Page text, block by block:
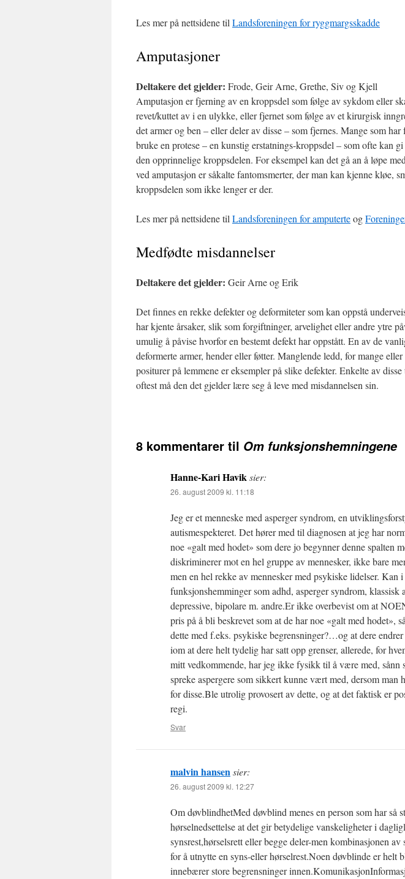
Les mer på nettsidene til Landsforeningen for ryggmargsskadde
Amputasjoner
Deltakere det gjelder: Frode, Geir Arne, Grethe, Siv og Kjell
Amputasjon er fjerning av en kroppsdel som følge av sykdom eller
revet/kuttet av i en ulykke, eller fjernet som følge av et kirurgisk
det armer og ben – eller deler av disse – som fjernes. Mange som
bruke en protese – en kunstig erstatnings-kroppsdel – som ofte kan
den opprinnelige kroppsdelen. For eksempel kan det gå an å løpe
ved amputasjon er såkalte fantomsmerter, der man kan kjenne kløe,
kroppsdelen som ikke lenger er der.
Les mer på nettsidene til Landsforeningen for amputerteog
Medfødte misdannelser
Deltakere det gjelder: Geir Arne og Erik
Det finnes en rekke defekter og deformiteter som kan oppstå
har kjente årsaker, slik som forgiftninger, arvelighet eller andre ytre
umulig å påvise hvorfor en bestemt defekt har oppstått. En av de
deformerte armer, hender eller føtter. Manglende ledd, for mange
positurer på lemmene er eksempler på slike defekter. Enkelte av
oftest må den det gjelder lære seg å leve med misdannelsen sin.
8 kommentarer til Om funksjonshemningene
Hanne-Kari Haviksier:
26. august 2009 kl. 11:18
Jeg er et menneske med asperger syndrom, en
autismespekteret. Det hører med til diagnosen at jeg har
noe «galt med hodet» som dere jo begynner denne spalten
diskriminerer mot en hel gruppe av mennesker, ikke bare
men en hel rekke av mennesker med psykiske lidelser. Kan
funksjonshemminger som adhd, asperger syndrom, klassisk
depressive, bipolare m. andre.Er ikke overbevist om at
pris på å bli beskrevet som at de har noe «galt med hodet»,
dette med f.eks. psykiske begrensninger?…og at dere
iom at dere helt tydelig har satt opp grenser, allerede, for
mitt vedkommende, har jeg ikke fysikk til å være med, sånn
spreke aspergere som sikkert kunne vært med, dersom man
for disse.Ble utrolig provosert av dette, og at det faktisk er
regi.
Svar
malvin hansensier:
26. august 2009 kl. 12:27
Om døvblindhetMed døvblind menes en person som har så
hørselnedsettelse at det gir betydelige vanskeligheter i
synsrest,hørselsrett eller begge deler-men kombinasjonen av
for å utnytte en syns-eller hørselrest.Noen døvblinde er helt
innebærer store begrensninger